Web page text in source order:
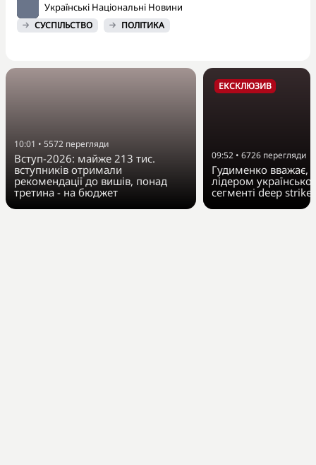
Українські Національні Новини
СУСПІЛЬСТВО ПОЛІТИКА
10:01 • 5572 перегляди
Вступ-2026: майже 213 тис.
вступників отримали
рекомендації до вишів, понад
третина - на бюджет
ЕКСКЛЮЗИВ
09:52 • 6726 перегляди
Гудименко вважає,
лідером
сегменті deep strike